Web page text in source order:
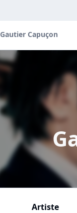
Gautier Capuçon
Artiste